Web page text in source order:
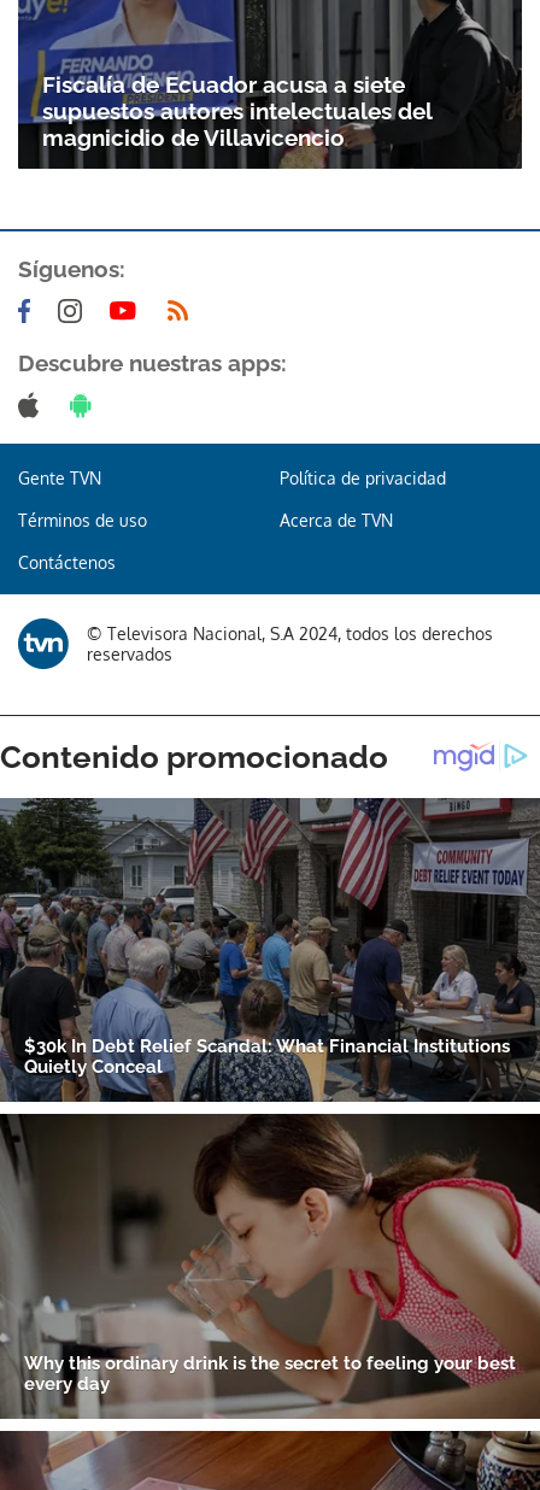
Fiscalía de Ecuador acusa a siete
supuestos autores intelectuales del
magnicidio de Villavicencio
Síguenos:
Descubre nuestras apps:
Gente TVN Política de privacidad
Términos de uso Acerca de TVN
Contáctenos
© Televisora Nacional, S.A 2024, todos los derechos
reservados